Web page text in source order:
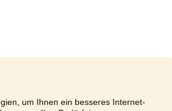
um Ihnen ein besseres Internet-